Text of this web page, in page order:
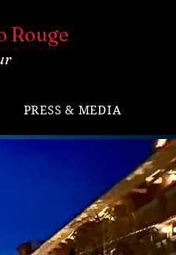
Rouge
PRESS & MEDIA